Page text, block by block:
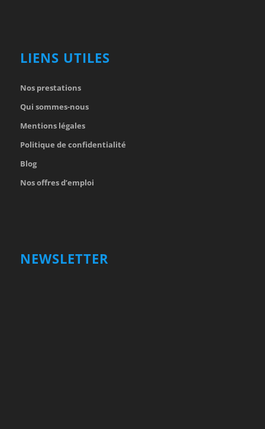
LIENS UTILES
Nos prestations
Qui sommes-nous
Mentions légales
Politique de confidentialité
Blog
Nos offres d’emploi
NEWSLETTER